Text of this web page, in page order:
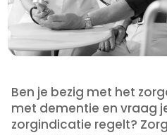
Ben je bezig met het
met dementie en vraag
zorgindicatie regelt?